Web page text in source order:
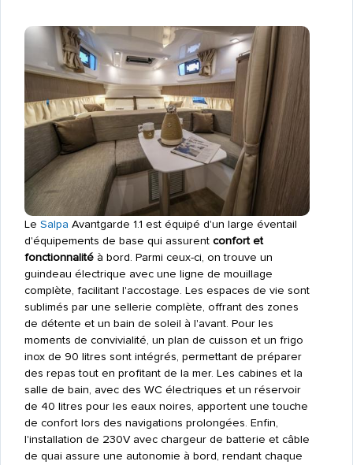
Le Salpa Avantgarde 1.1 est équipé d'un large éventail
d'équipements de base qui assurent confort et
fonctionnalitéà bord. Parmi ceux-ci, on trouve un
guindeau électrique avec une ligne de mouillage
complète, facilitant l'accostage. Les espaces de vie sont
sublimés par une sellerie complète, offrant des zones
de détente et un bain de soleil à l'avant. Pour les
moments de convivialité, un plan de cuisson et un frigo
inox de 90 litres sont intégrés, permettant de préparer
des repas tout en profitant de la mer. Les cabines et la
salle de bain, avec des WC électriques et un réservoir
de 40 litres pour les eaux noires, apportent une touche
de confort lors des navigations prolongées. Enfin,
l'installation de 230V avec chargeur de batterie et câble
de quai assure une autonomie à bord, rendant chaque